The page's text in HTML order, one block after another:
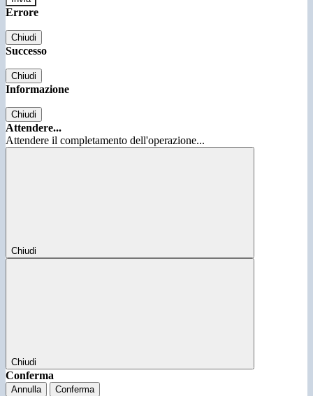
Errore
Chiudi
Successo
Chiudi
Informazione
Chiudi
Attendere...
Attendere il completamento dell'operazione...
Chiudi
Chiudi
Conferma
Annulla Conferma